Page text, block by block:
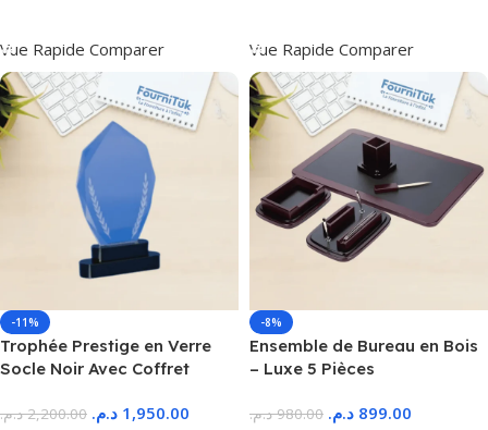
Vue Rapide Comparer Vue Rapide Comparer
-11%
Trophée Prestige en Verre
Socle Noir Avec Coffret
2,200.00 د.م. 1,950.00 د.م.
-8%
Ensemble de Bureau en Bois
– Luxe 5 Pièces
980.00 د.م. 899.00 د.م.